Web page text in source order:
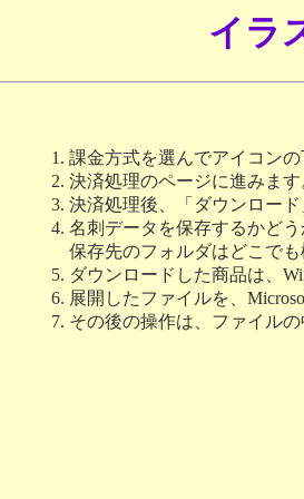
イラ
課金方式を選んでアイコンの
決済処理のページに進みます
決済処理後、「ダウンロー
名刺データを保存するかど
保存先のフォルダはどこで
ダウンロードした商品は、
展開したファイルを、
その後の操作は、ファイル